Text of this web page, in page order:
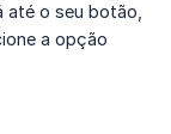
até o seu botão,
a opção